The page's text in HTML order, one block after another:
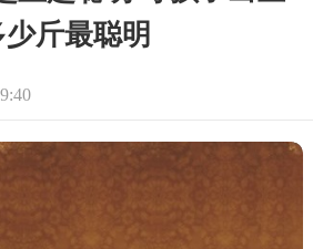
少斤最聪明